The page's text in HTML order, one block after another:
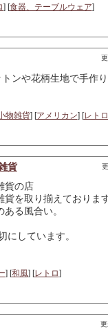
] [食器、テーブルウェア]
ンや花柄生地で手作
物雑貨] [アメリカン] [レトロ
貨
貨の店
貨を取り揃えておりま
る風合い。
にしています。
] [和風] [レトロ]